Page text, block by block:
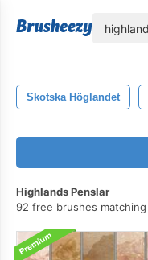
Skotska Höglandet
Highlands Penslar
92 free brushes matching